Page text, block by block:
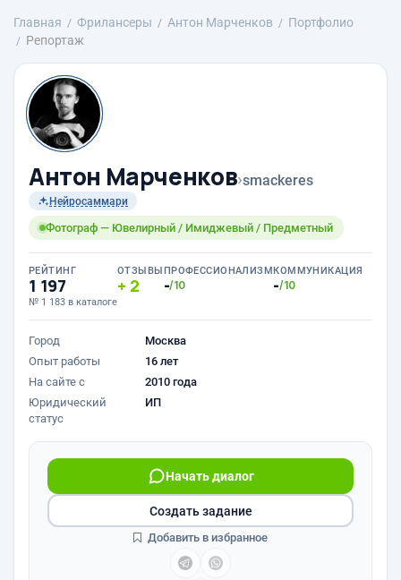
Главная Фрилансеры Антон Марченков
Портфолио
Репортаж
Антон Марченков›smackeres
Нейросаммари
Фотограф — Ювелирный / Имиджевый / Предметный
РЕЙТИНГ
1 197
№ 1 183 в каталоге
ОТЗЫВЫ
2
ПРОФЕССИОНАЛИЗМ
-/10
КОММУНИКАЦИЯ
-/10
Город
Москва
Опыт работы
16 лет
На сайте с
2010 года
Юридический
статус
ИП
Начать диалог
Создать задание
Добавить в избранное